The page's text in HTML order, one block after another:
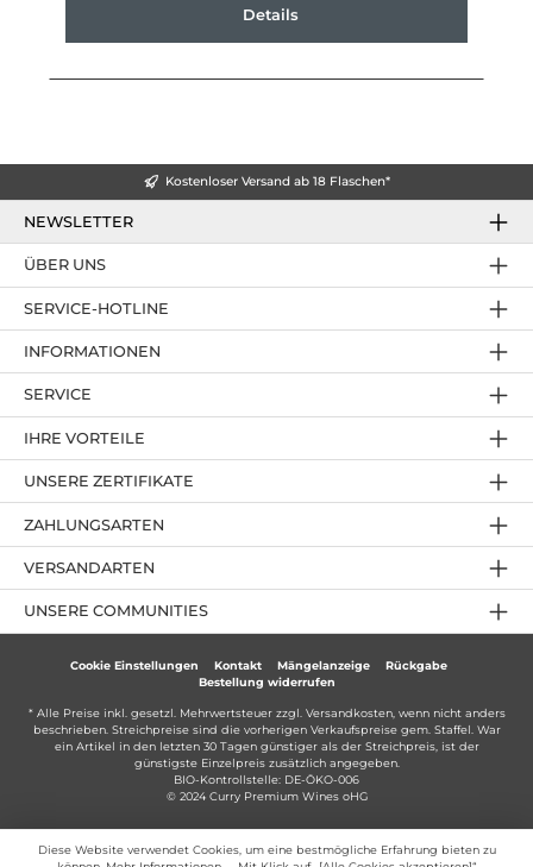
Details
Kostenloser Versand ab 18 Flaschen*
NEWSLETTER
SERVICE-HOTLINE
IHRE VORTEILE
ZAHLUNGSARTEN
ÜBER UNS
UNSERE ZERTIFIKATE
INFORMATIONEN
SERVICE
UNSERE COMMUNITIES
VERSANDARTEN
Cookie Einstellungen Kontakt Mängelanzeige
Rückgabe
Bestellung widerrufen
* Alle Preise inkl. gesetzl. Mehrwertsteuer zzgl. Versandkosten, wenn nicht anders
beschrieben. Streichpreise sind die vorherigen Verkaufspreise gem. Staffel. War
ein Artikel in den letzten 30 Tagen günstiger als der Streichpreis, ist der
günstigste Einzelpreis zusätzlich angegeben.
BIO-Kontrollstelle: DE-ÖKO-006
© 2024 Curry Premium Wines oHG
Diese Website verwendet Cookies, um eine bestmögliche Erfahrung bieten zu